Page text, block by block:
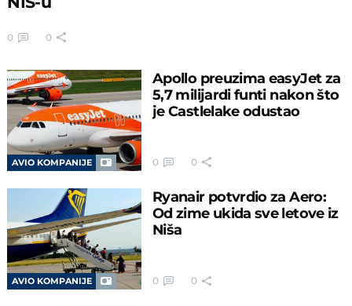
0 0
AVIO KOMPANIJE
Apollo preuzima easyJet za
5,7 milijardi funti nakon što
je Castlelake odustao
0 0
AVIO KOMPANIJE
Ryanair potvrdio za Aero:
Od zime ukida sve letove iz
Niša
0 0